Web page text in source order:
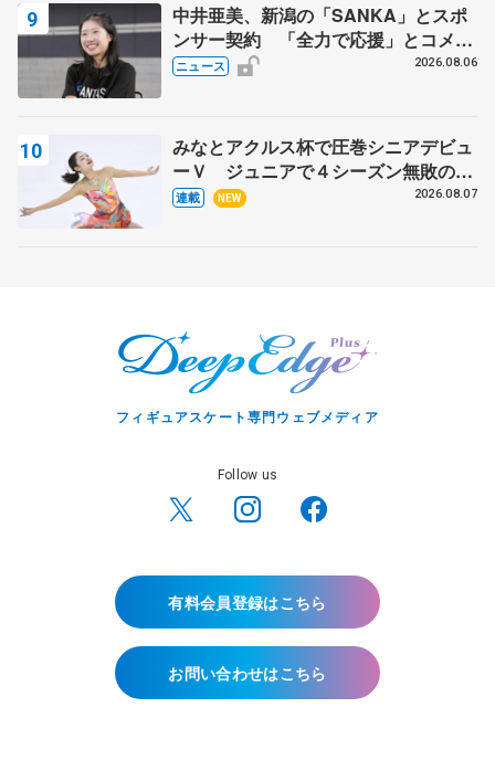
中井亜美、新潟の「SANKA」とスポ
ンサー契約 「全力で応援」とコメン
ト
ニュース 2026.08.06
みなとアクルス杯で圧巻シニアデビュ
ーＶ ジュニアで４シーズン無敗の島
田麻央
連載 NEW 2026.08.07
フィギュアスケート専門ウェブメディア
Follow us
有料会員登録はこちら
お問い合わせはこちら